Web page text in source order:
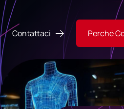
Contattaci Perché